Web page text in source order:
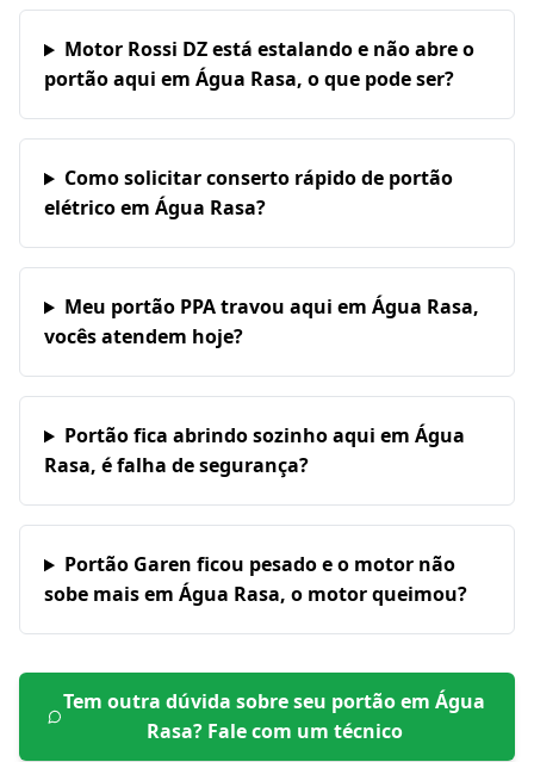
Motor Rossi DZ está estalando e não abre o
portão aqui em Água Rasa, o que pode ser?
Como solicitar conserto rápido de portão
elétrico em Água Rasa?
Meu portão PPA travou aqui em Água Rasa,
vocês atendem hoje?
Portão fica abrindo sozinho aqui em Água
Rasa, é falha de segurança?
Portão Garen ficou pesado e o motor não
sobe mais em Água Rasa, o motor queimou?
Tem outra dúvida sobre seu portão emÁgua
Rasa? Fale com um técnico